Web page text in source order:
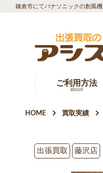
鎌倉市にてパナソニックの創風
ご利用方法
about
HOME 買取実績
出張買取
藤沢店